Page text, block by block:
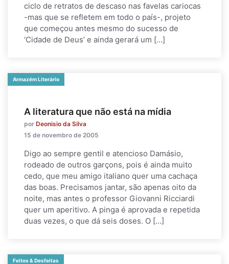
ciclo de retratos de descaso nas favelas cariocas
-mas que se refletem em todo o país-, projeto
que começou antes mesmo do sucesso de
‘Cidade de Deus’ e ainda gerará um […]
Armazém Literário
A literatura que não está na mídia
por Deonisio da Silva
15 de novembro de 2005
Digo ao sempre gentil e atencioso Damásio,
rodeado de outros garçons, pois é ainda muito
cedo, que meu amigo italiano quer uma cachaça
das boas. Precisamos jantar, são apenas oito da
noite, mas antes o professor Giovanni Ricciardi
quer um aperitivo. A pinga é aprovada e repetida
duas vezes, o que dá seis doses. O […]
Feitos & Desfeitas